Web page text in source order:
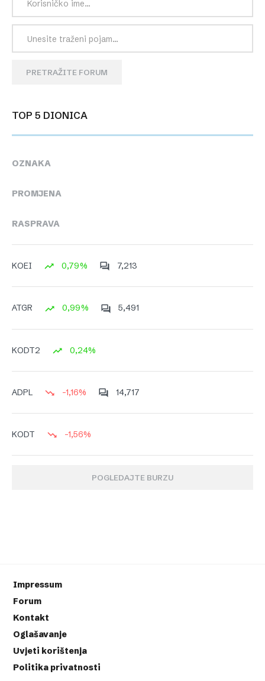
PRETRAŽITE FORUM
TOP 5 DIONICA
OZNAKA
PROMJENA
RASPRAVA
KOEI 0,79% 7,213
ATGR 0,99% 5,491
KODT2 0,24%
ADPL -1,16% 14,717
KODT -1,56%
POGLEDAJTE BURZU
Impressum
Forum
Kontakt
Oglašavanje
Uvjeti korištenja
Politika privatnosti